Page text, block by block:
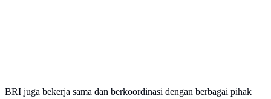
BRI juga bekerja sama dan berkoordinasi dengan berbagai pihak